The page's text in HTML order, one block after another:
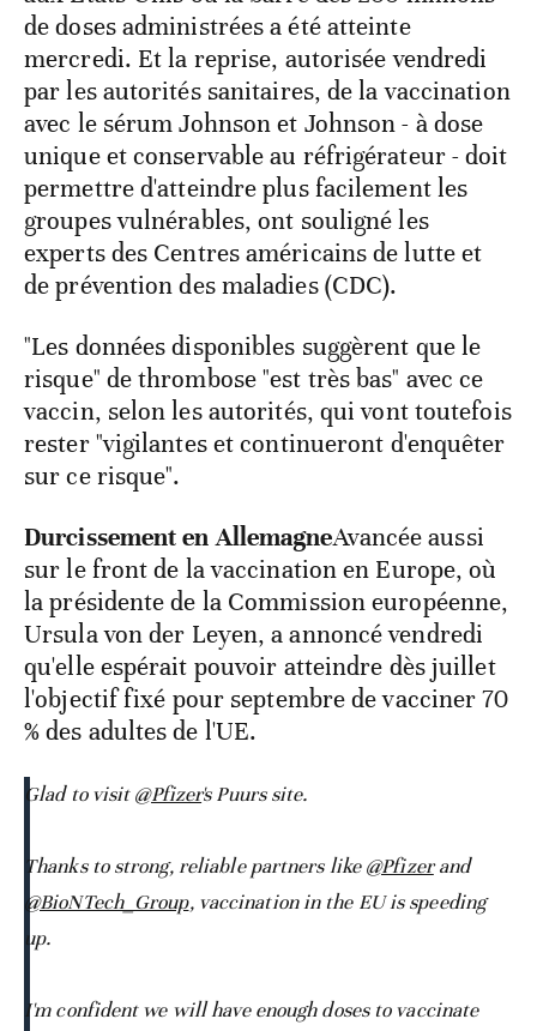
de doses administrées a été atteinte
mercredi. Et la reprise, autorisée vendredi
par les autorités sanitaires, de la vaccination
avec le sérum Johnson et Johnson - à dose
unique et conservable au réfrigérateur - doit
permettre d'atteindre plus facilement les
groupes vulnérables, ont souligné les
experts des Centres américains de lutte et
de prévention des maladies (CDC).
"Les données disponibles suggèrent que le
risque" de thrombose "est très bas" avec ce
vaccin, selon les autorités, qui vont toutefois
rester "vigilantes et continueront d'enquêter
sur ce risque".
Durcissement en AllemagneAvancée aussi
sur le front de la vaccination en Europe, où
la présidente de la Commission européenne,
Ursula von der Leyen, a annoncé vendredi
qu'elle espérait pouvoir atteindre dès juillet
l'objectif fixé pour septembre de vacciner 70
% des adultes de l'UE.
Glad to visit@Pfizer's Puurs site.
Thanks to strong, reliable partners like@Pfizerand
@BioNTech_Group, vaccination in the EU is speeding
up.
I'm confident we will have enough doses to vaccinate